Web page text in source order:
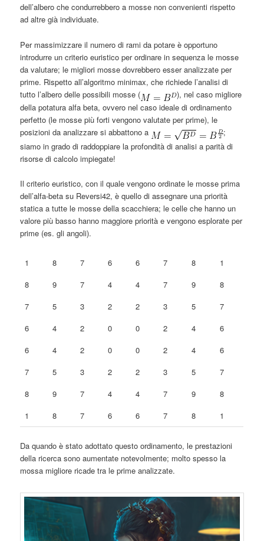
dell’albero che condurrebbero a mosse non convenienti rispetto
ad altre già individuate.
Per massimizzare il numero di rami da potare è opportuno
introdurre un criterio euristico per ordinare in sequenza le mosse
da valutare; le migliori mosse dovrebbero esser analizzate per
prime. Rispetto all’algoritmo minimax, che richiede l’analisi di
tutto l’albero delle possibili mosse (
), nel caso migliore
della potatura alfa beta, ovvero nel caso ideale di ordinamento
perfetto (le mosse più forti vengono valutate per prime), le
posizioni da analizzare si abbattono a
;
siamo in grado di raddoppiare la profondità di analisi a parità di
risorse di calcolo impiegate!
Il criterio euristico, con il quale vengono ordinate le mosse prima
dell’alfa-beta su Reversi42, è quello di assegnare una priorità
statica a tutte le mosse della scacchiera; le celle che hanno un
valore più basso hanno maggiore priorità e vengono esplorate per
prime (es. gli angoli).
1 8 7 6 6 7 8
1
8
9 7 4 4 7 9
8
7
5 3 2 2 3 5
7
6
4 2 0 0 2 4
6
6
4 2 0 0 2 4
6
7
5 3 2 2 3 5
7
8
9 7 4 4 7 9
8
1
8 7 6 6 7 8 1
Da quando è stato adottato questo ordinamento, le prestazioni
della ricerca sono aumentate notevolmente; molto spesso la
mossa migliore ricade tra le prime analizzate.